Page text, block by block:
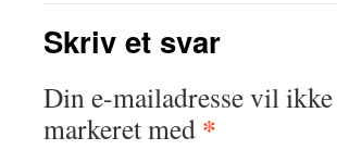
Skriv et svar
Din e-mailadresse vil
markeret med *